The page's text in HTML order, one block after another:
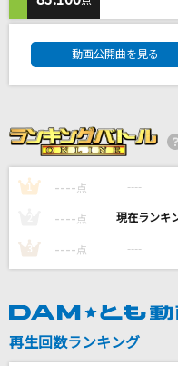
[生音]レイン
シド
[生音]Link
くちなしの花
渡哲也
動画公開曲を見る
1 ---- 点 ----
---- 点 ----
3 ---- 点 ----
再生回数ランキング